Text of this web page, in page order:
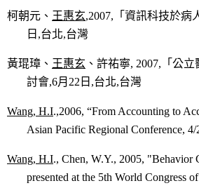
柯朝元、 王惠玄,2007, 「資訊科技於
日 ,台北,台灣
黃琨璋、 王惠玄 、許祐寧, 2007, 「公
討會,6月 22 日 ,台北,台灣
Wang, H.I.,2006, “From Accounting to
Asian Pacific Regional Conference,
Wang, H.I., Chen, W.Y., 2005, "Behavior
presented at the 5th World Congress